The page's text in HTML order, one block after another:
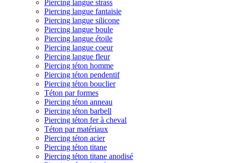
Piercing langue strass
Piercing langue fantaisie
Piercing langue silicone
Piercing langue boule
Piercing langue étoile
Piercing langue coeur
Piercing langue fleur
Piercing téton homme
Piercing téton pendentif
Piercing téton bouclier
Téton par formes
Piercing téton anneau
Piercing téton barbell
Piercing téton fer à cheval
Téton par matériaux
Piercing téton acier
Piercing téton titane
Piercing téton titane anodisé